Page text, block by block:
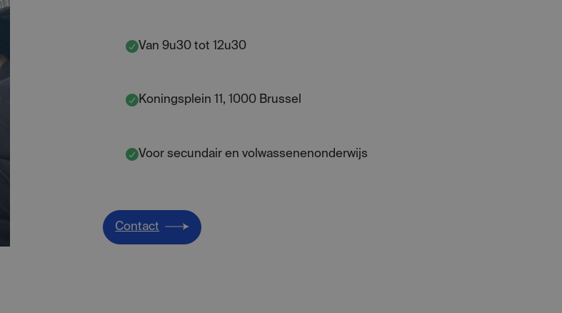
Van 9u30 tot 12u30
Koningsplein 11, 1000 Brussel
Voor secundair en volwassenenonderwijs
Contact